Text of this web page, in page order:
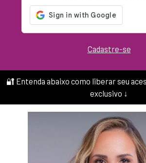
Cadastre-se
🔐 Entenda abaixo como liberar seu
exclusivo ↓